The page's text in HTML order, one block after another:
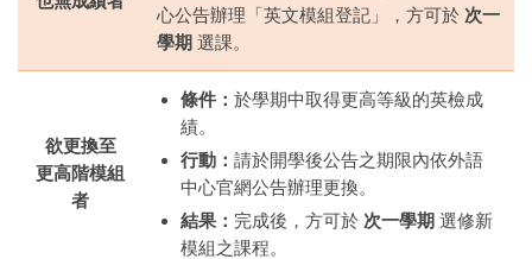
心公告辦理「英文模組登記」，方可於 次一
學期 選課。
欲更換至
更高階模組
者
條件： 於學期中取得更高等級的英檢成
績。
行動： 請於開學後公告之期限內依外語
中心官網公告辦理更換。
結果： 完成後，方可於 次一學期 選修新
模組之課程。